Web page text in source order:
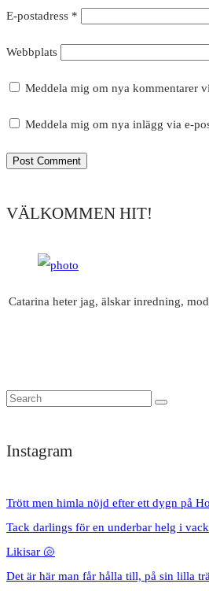
E-postadress *
Webbplats
Meddela mig om nya kommentarer
Meddela mig om nya inlägg via e-
VÄLKOMMEN HIT!
Catarina heter jag, älskar inredning,
Instagram
Trött men himla nöjd efter ett dygn på
Tack darlings för en underbar helg i
Likisar 🐚
Det är här man får hålla till, på sin lilla